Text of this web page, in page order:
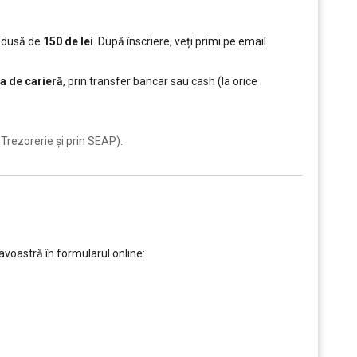
de 150 de lei . După înscriere, veți primi pe email
de carieră, prin transfer bancar sau cash (la orice
și prin SEAP).
în formularul online: